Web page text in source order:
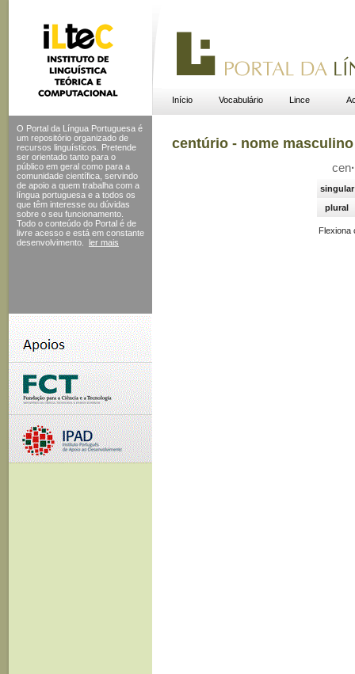
Início Vocabulário Lince
O Portal da Língua Portuguesa é
um repositório organizado de
recursos linguísticos. Pretende
ser orientado tanto para o
público em geral como para a
comunidade científica, servindo
de apoio a quem trabalha com a
língua portuguesa e a todos os
que têm interesse ou dúvidas
sobre o seu funcionamento.
Todo o conteúdo do Portal é de
livre acesso e está em constante
desenvolvimento.
ler mais
centúrio - nome masculino
cen·
singular
plural
Flexiona